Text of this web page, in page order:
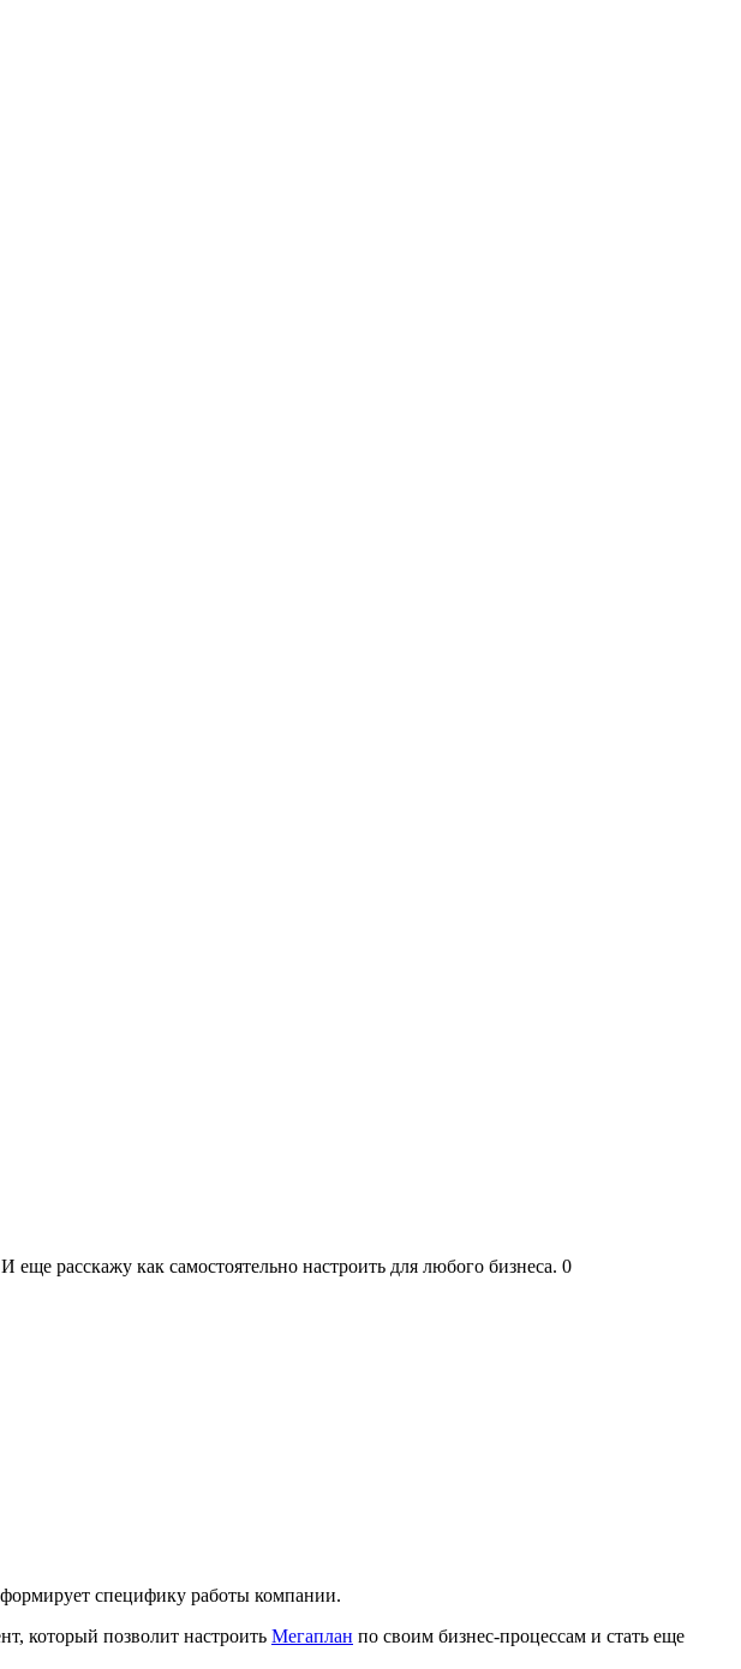
еще расскажу как самостоятельно настроить для любого бизнеса. 0
формирует специфику работы компании.
который позволит настроить Мегаплан по своим бизнес-процессам и стать еще